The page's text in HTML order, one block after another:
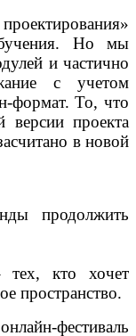
Но мы
и частично
с учетом
формат. То, что
версии проекта
в новой
продолжить
тех, кто хочет
пространство.
фестиваль